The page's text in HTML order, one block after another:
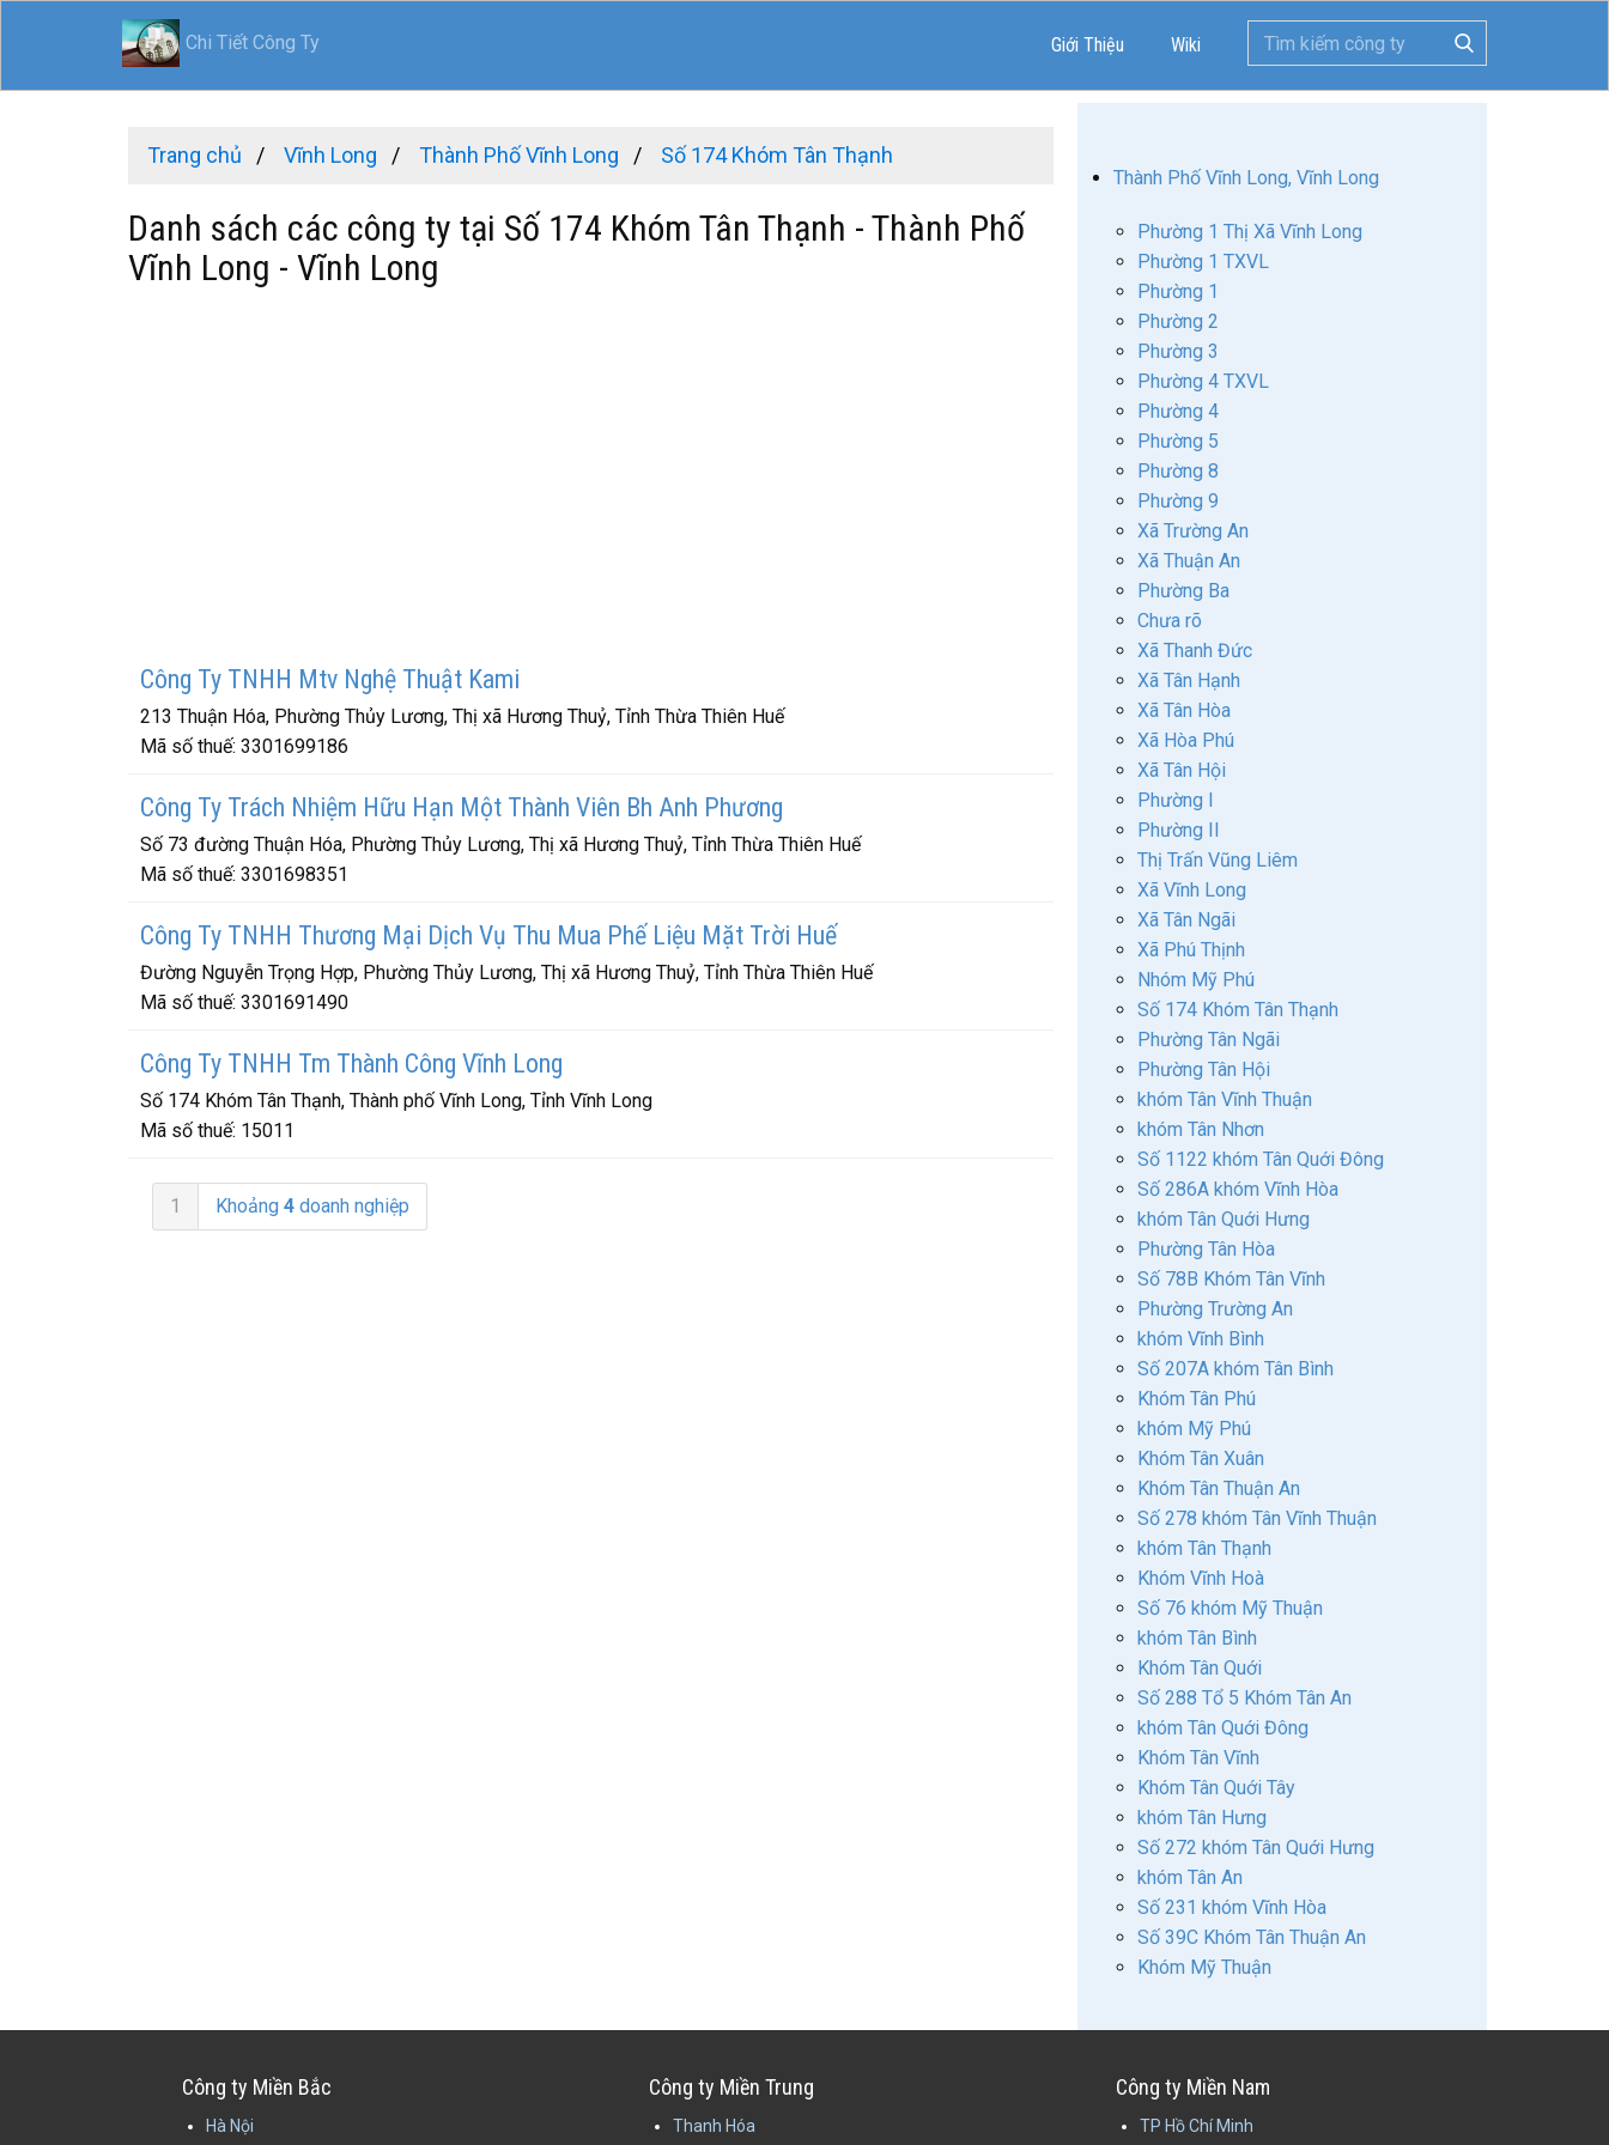
Chi Tiết Công Ty Giới Thiệu Wiki
Trang chủ Vĩnh Long Thành Phố Vĩnh Long Số 174 Khóm Tân Thạnh
Danh sách các công ty tại Số 174 Khóm Tân Thạnh - Thành Phố
Vĩnh Long - Vĩnh Long
Công Ty TNHH Mtv Nghệ Thuật Kami
213 Thuận Hóa, Phường Thủy Lương, Thị xã Hương Thuỷ, Tỉnh Thừa Thiên Huế
Mã số thuế: 3301699186
Công Ty Trách Nhiệm Hữu Hạn Một Thành Viên Bh Anh Phương
Số 73 đường Thuận Hóa, Phường Thủy Lương, Thị xã Hương Thuỷ, Tỉnh Thừa Thiên Huế
Mã số thuế: 3301698351
Công Ty TNHH Thương Mại Dịch Vụ Thu Mua Phế Liệu Mặt Trời Huế
Đường Nguyễn Trọng Hợp, Phường Thủy Lương, Thị xã Hương Thuỷ, Tỉnh Thừa Thiên Huế
Mã số thuế: 3301691490
Công Ty TNHH Tm Thành Công Vĩnh Long
Số 174 Khóm Tân Thạnh, Thành phố Vĩnh Long, Tỉnh Vĩnh Long
Mã số thuế: 15011
1 Khoảng 4 doanh nghiệp
Thành Phố Vĩnh Long, Vĩnh Long
Phường 1 Thị Xã Vĩnh Long
Phường 1 TXVL
Phường 1
Phường 2
Phường 3
Phường 4 TXVL
Phường 4
Phường 5
Phường 8
Phường 9
Xã Trường An
Xã Thuận An
Phường Ba
Chưa rõ
Xã Thanh Đức
Xã Tân Hạnh
Xã Tân Hòa
Xã Hòa Phú
Xã Tân Hội
Phường I
Phường II
Thị Trấn Vũng Liêm
Xã Vĩnh Long
Xã Tân Ngãi
Xã Phú Thịnh
Nhóm Mỹ Phú
Số 174 Khóm Tân Thạnh
Phường Tân Ngãi
Phường Tân Hội
khóm Tân Vĩnh Thuận
khóm Tân Nhơn
Số 1122 khóm Tân Quới Đông
Số 286A khóm Vĩnh Hòa
khóm Tân Quới Hưng
Phường Tân Hòa
Số 78B Khóm Tân Vĩnh
Phường Trường An
khóm Vĩnh Bình
Số 207A khóm Tân Bình
Khóm Tân Phú
khóm Mỹ Phú
Khóm Tân Xuân
Khóm Tân Thuận An
Số 278 khóm Tân Vĩnh Thuận
khóm Tân Thạnh
Khóm Vĩnh Hoà
Số 76 khóm Mỹ Thuận
khóm Tân Bình
Khóm Tân Quới
Số 288 Tổ 5 Khóm Tân An
khóm Tân Quới Đông
Khóm Tân Vĩnh
Khóm Tân Quới Tây
khóm Tân Hưng
Số 272 khóm Tân Quới Hưng
khóm Tân An
Số 231 khóm Vĩnh Hòa
Số 39C Khóm Tân Thuận An
Khóm Mỹ Thuận
Công ty Miền Bắc
Hà Nội
Công ty Miền Trung
Thanh Hóa
Công ty Miền Nam
TP Hồ Chí Minh